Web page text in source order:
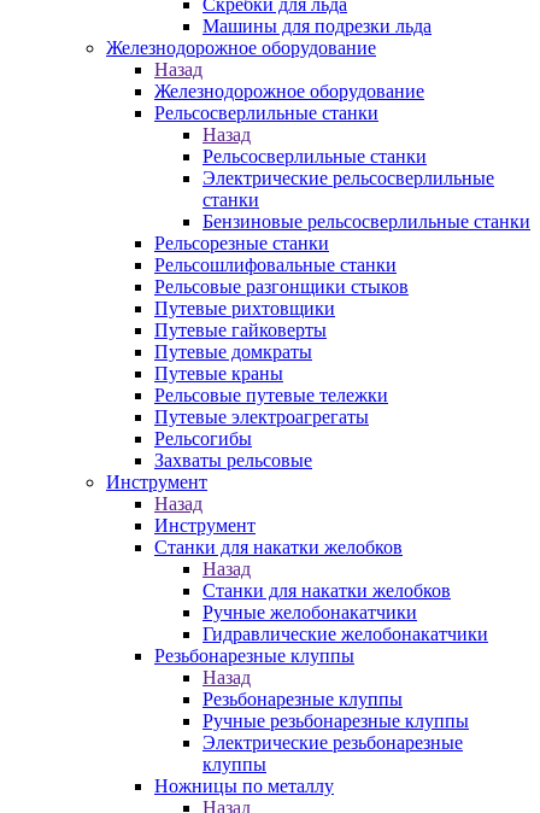
Скребки для льда
Машины для подрезки льда
Железнодорожное оборудование
Назад
Железнодорожное оборудование
Рельсосверлильные станки
Назад
Рельсосверлильные станки
Электрические рельсосверлильные
станки
Бензиновые рельсосверлильные станки
Рельсорезные станки
Рельсошлифовальные станки
Рельсовые разгонщики стыков
Путевые рихтовщики
Путевые гайковерты
Путевые домкраты
Путевые краны
Рельсовые путевые тележки
Путевые электроагрегаты
Рельсогибы
Захваты рельсовые
Инструмент
Назад
Инструмент
Станки для накатки желобков
Назад
Станки для накатки желобков
Ручные желобонакатчики
Гидравлические желобонакатчики
Резьбонарезные клуппы
Назад
Резьбонарезные клуппы
Ручные резьбонарезные клуппы
Электрические резьбонарезные
клуппы
Ножницы по металлу
Назад